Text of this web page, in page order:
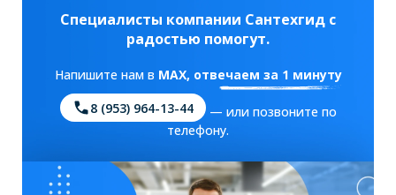
Специалисты компании Сантехгид с
радостью помогут.
Напишите нам в MAX, отвечаем за 1 минуту
8 (953) 964-13-44
— или позвоните по
телефону.